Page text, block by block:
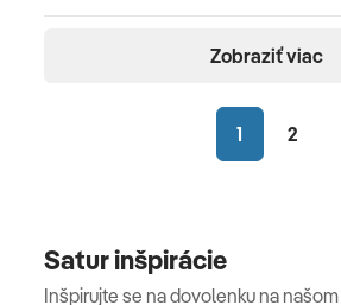
1 2
Zobraziť viac
Satur inšpirácie
Inšpirujte se na dovolenku na